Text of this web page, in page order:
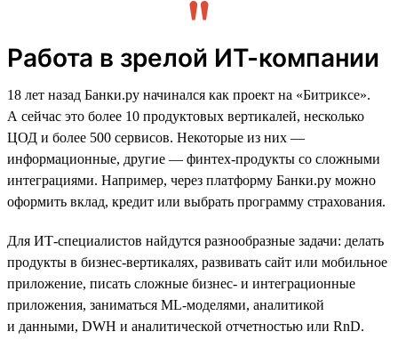
Работа в зрелой ИТ-компании
18 лет назад Банки.ру начинался как проект на «Битриксе».
А сейчас это более 10 продуктовых вертикалей, несколько
ЦОД и более 500 сервисов. Некоторые из них —
информационные, другие — финтех-продукты со сложными
интеграциями. Например, через платформу Банки.ру можно
оформить вклад, кредит или выбрать программу страхования.
Для ИТ-специалистов найдутся разнообразные задачи: делать
продукты в бизнес-вертикалях, развивать сайт или мобильное
приложение, писать сложные бизнес- и интеграционные
приложения, заниматься ML-моделями, аналитикой
и данными, DWH и аналитической отчетностью или RnD.